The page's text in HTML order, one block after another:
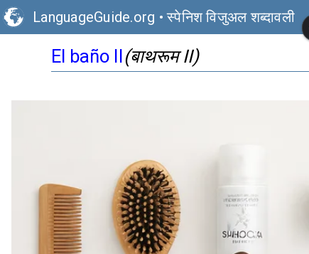
LanguageGuide.org •स्पेनिश विजुअल शब्दावली
El baño II(बाथरूम II)